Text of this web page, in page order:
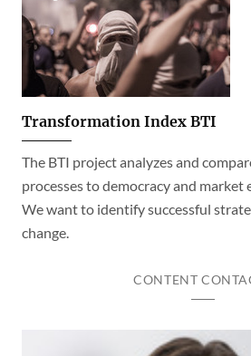
Transformation Index BTI
The BTI project analyzes and
processes to democracy and
We want to identify successful
change.
CONTENT